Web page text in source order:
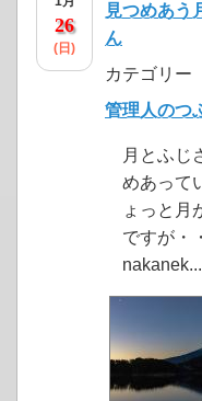
26
(日)
見つめあう
ん
カテゴリー
管理人のつ
月とふじ
めあって
ょっと月
ですが・
nakanek...